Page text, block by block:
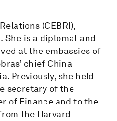
(CEBRI),
She is a diplomat and
at the embassies of
chief China
Previously, she held
secretary of the
of Finance and to the
the Harvard